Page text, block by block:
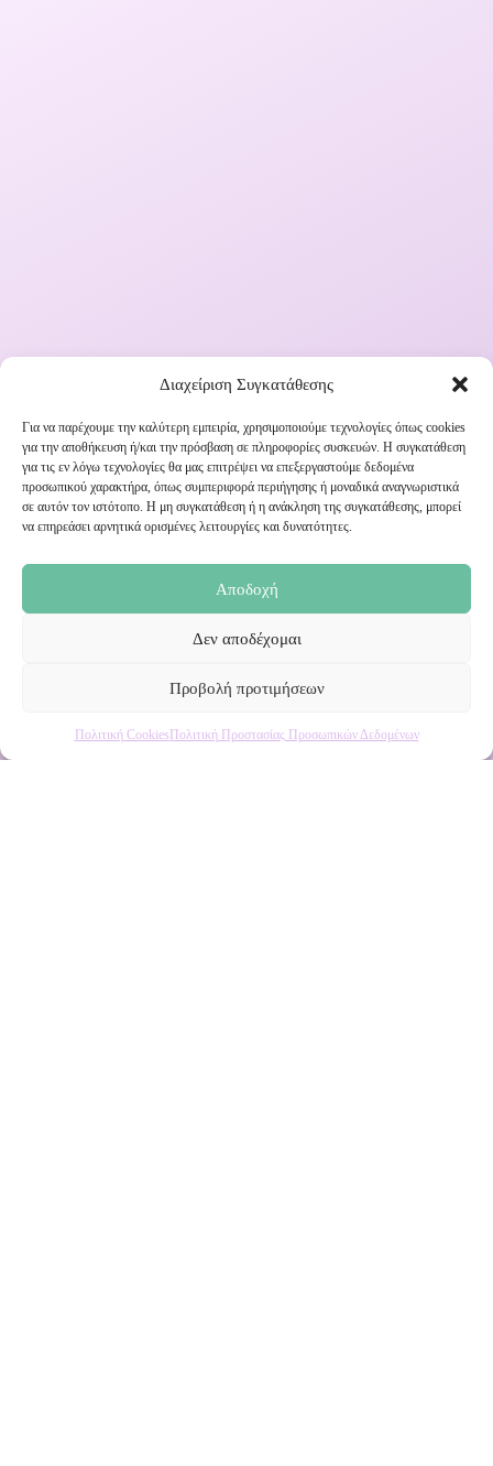
Διαχείριση Συγκατάθεσης
Για να παρέχουμε την καλύτερη εμπειρία, χρησιμοποιούμε τεχνολογίες όπως cookies
για την αποθήκευση ή/και την πρόσβαση σε πληροφορίες συσκευών. Η συγκατάθεση
για τις εν λόγω τεχνολογίες θα μας επιτρέψει να επεξεργαστούμε δεδομένα
προσωπικού χαρακτήρα, όπως συμπεριφορά περιήγησης ή μοναδικά αναγνωριστικά
σε αυτόν τον ιστότοπο. Η μη συγκατάθεση ή η ανάκληση της συγκατάθεσης, μπορεί
να επηρεάσει αρνητικά ορισμένες λειτουργίες και δυνατότητες.
Αποδοχή
Δεν αποδέχομαι
Προβολή προτιμήσεων
Πολιτική Cookies Πολιτική Προστασίας Προσωπικών Δεδομένων
Εγγραφή στο Newsletter μας
Ενημερωθείτε πρώτοι για εκπτώσεις και αποκλειστικές